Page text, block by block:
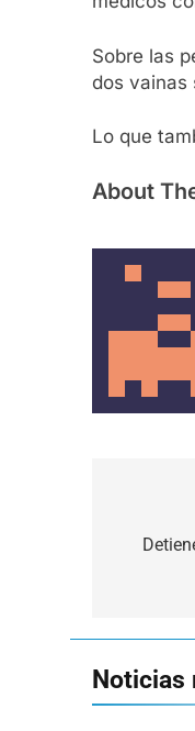
Sobre las
dos vainas
Lo que
About
Noticias